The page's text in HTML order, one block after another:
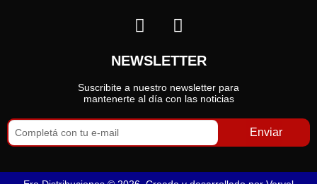
NEWSLETTER
Suscribite a nuestro newsletter para
mantenerte al día con las noticias
Enviar